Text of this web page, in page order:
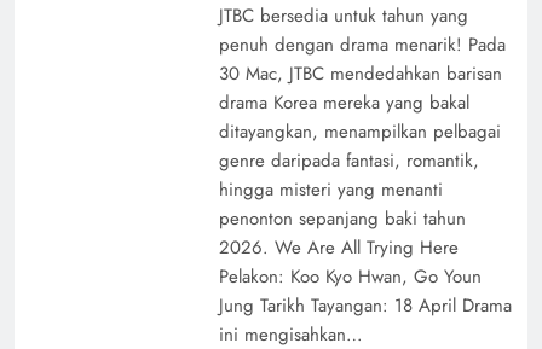
JTBC bersedia untuk tahun yang
penuh dengan drama menarik! Pada
30 Mac, JTBC mendedahkan barisan
drama Korea mereka yang bakal
ditayangkan, menampilkan pelbagai
genre daripada fantasi, romantik,
hingga misteri yang menanti
penonton sepanjang baki tahun
2026. We Are All Trying Here
Pelakon: Koo Kyo Hwan, Go Youn
Jung Tarikh Tayangan: 18 April Drama
ini mengisahkan…